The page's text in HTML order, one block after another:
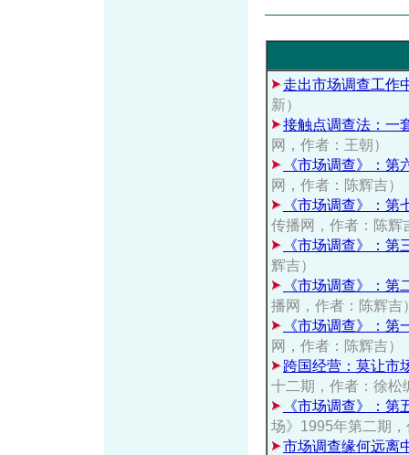
走出市场调查工作
新）
接触点调查法：一
网，作者：王朝）
《市场调查》：
网，作者：陈辉吉）
《市场调查》：
传播网，作者：陈辉
《市场调查》：第
辉吉）
《市场调查》：
播网，作者：陈辉吉
《市场调查》：
网，作者：陈辉吉）
跨国经营：莫让市
十二期，作者：徐松
《市场调查》：
场》1995年第二期
市场调查缘何远离